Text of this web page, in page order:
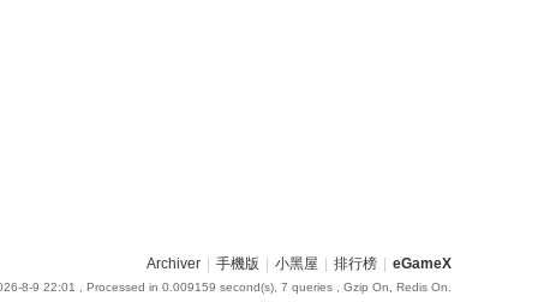
Archiver 手機版 小黑屋 排行榜 eGameX
8-9 22:01 , Processed in 0.009159 second(s), 7 queries , Gzip On, Redis On.